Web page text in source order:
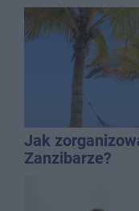
Jak
Zanzibarze?